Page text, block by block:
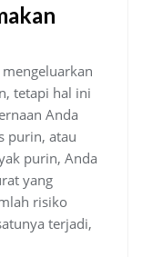
tetapi hal ini
Anda
purin, atau
purin, Anda
yang
risiko
terjadi,